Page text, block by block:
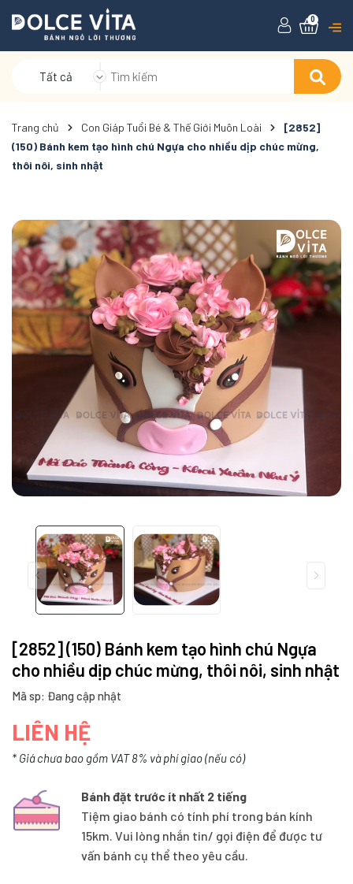
Tất cả
0
Trang chủ Con Giáp Tuổi Bé & Thế Giới Muôn Loài
[2852]
(150) Bánh kem tạo hình chú Ngựa cho nhiều dịp chúc mừng,
thôi nôi, sinh nhật
[2852] (150) Bánh kem tạo hình chú Ngựa
cho nhiều dịp chúc mừng, thôi nôi, sinh nhật
Mã sp: Đang cập nhật
LIÊN HỆ
* Giá chưa bao gồm VAT 8% và phí giao (nếu có)
Bánh đặt trước ít nhất 2 tiếng
Tiệm giao bánh có tính phí trong bán kính
15km. Vui lòng nhắn tin/ gọi điện để được tư
vấn bánh cụ thể theo yêu cầu.